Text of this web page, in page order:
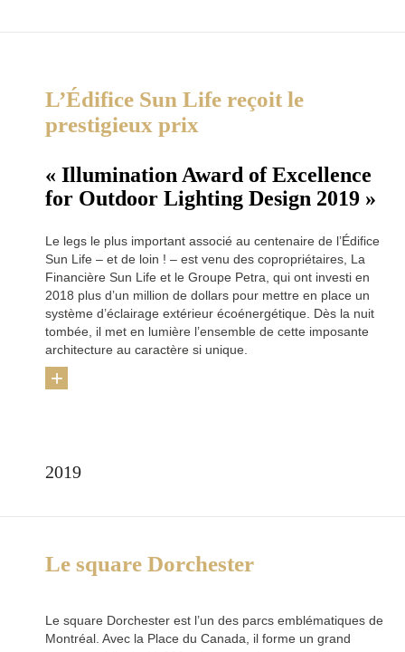
L’Édifice Sun Life reçoit le
prestigieux prix
« Illumination Award of Excellence
for Outdoor Lighting Design 2019 »
Le legs le plus important associé au centenaire de l’Édifice
Sun Life – et de loin ! – est venu des copropriétaires, La
Financière Sun Life et le Groupe Petra, qui ont investi en
2018 plus d’un million de dollars pour mettre en place un
système d’éclairage extérieur écoénergétique. Dès la nuit
tombée, il met en lumière l’ensemble de cette imposante
architecture au caractère si unique.
+
2019
Le square Dorchester
Le square Dorchester est l’un des parcs emblématiques de
Montréal. Avec la Place du Canada, il forme un grand